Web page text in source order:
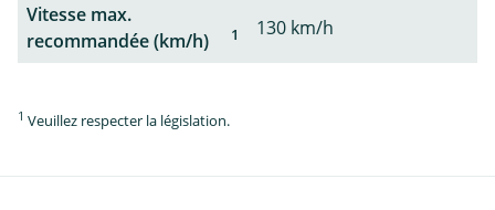
Vitesse max.
recommandée (km/h)
1 130 km/h
1 Veuillez respecter la législation.